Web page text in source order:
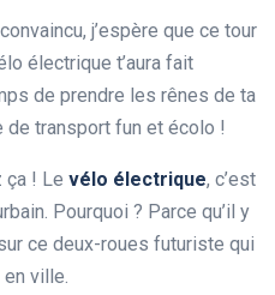
j’espère que ce tour
électrique t’aura fait
de prendre les rênes de ta
de transport fun et écolo !
ça ! Le vélo électrique, c’est
Pourquoi ? Parce qu’il y
ce deux-roues futuriste qui
ville.